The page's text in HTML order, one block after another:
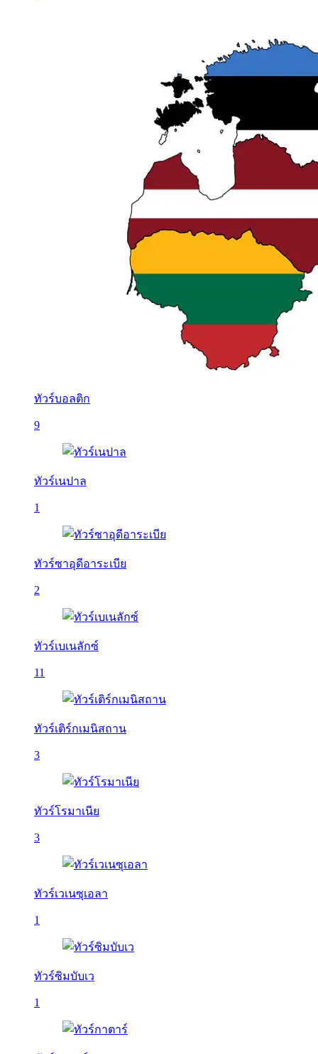
ทัวร์บอลติก
9
ทัวร์เนปาล
1
ทัวร์ซาอุดีอาระเบีย
2
ทัวร์เบเนลักซ์
11
ทัวร์เติร์กเมนิสถาน
3
ทัวร์โรมาเนีย
3
ทัวร์เวเนซุเอลา
1
ทัวร์ซิมบับเว
1